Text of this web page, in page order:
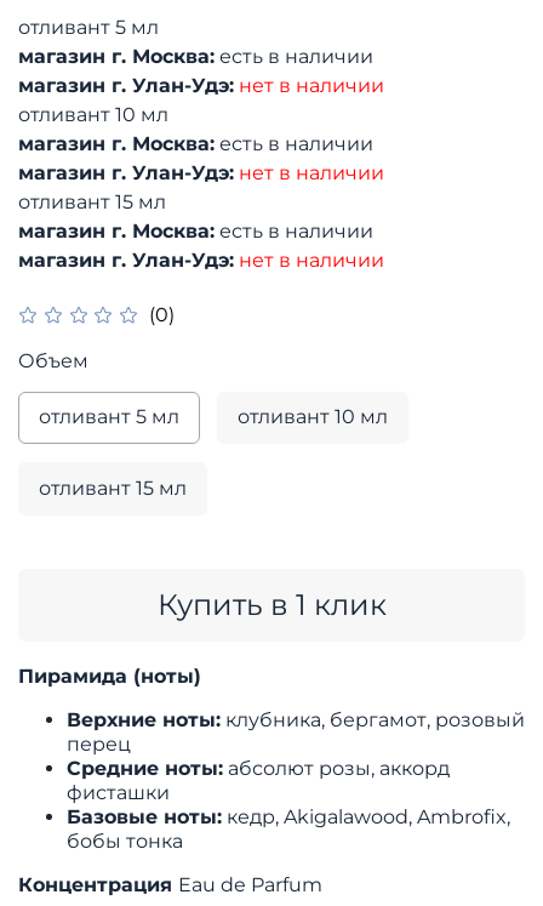
(0)
Купить в 1 клик
Объем
отливант 5 мл отливант 10 мл
отливант 15 мл
отливант 5 мл
магазин г. Москва: есть в наличии
магазин г. Улан-Удэ: нет в наличии
отливант 10 мл
магазин г. Москва: есть в наличии
магазин г. Улан-Удэ: нет в наличии
отливант 15 мл
магазин г. Москва: есть в наличии
магазин г. Улан-Удэ: нет в наличии
Пирамида (ноты)
Верхние ноты: клубника, бергамот, розовый
перец
Средние ноты: абсолют розы, аккорд
фисташки
Базовые ноты: кедр, Akigalawood, Ambrofix,
бобы тонка
Концентрация Eau de Parfum